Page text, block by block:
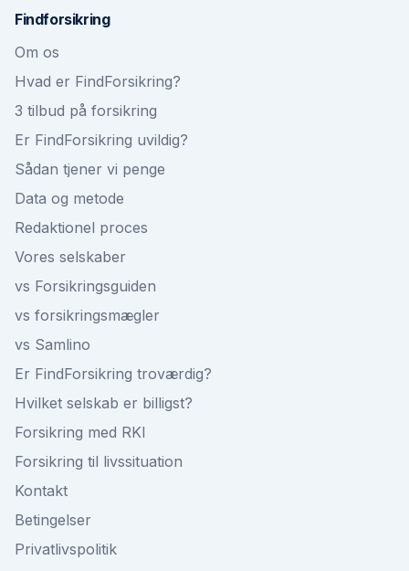
Findforsikring
Om os
Hvad er FindForsikring?
3 tilbud på forsikring
Er FindForsikring uvildig?
Sådan tjener vi penge
Data og metode
Redaktionel proces
Vores selskaber
vs Forsikringsguiden
vs forsikringsmægler
vs Samlino
Er FindForsikring troværdig?
Hvilket selskab er billigst?
Forsikring med RKI
Forsikring til livssituation
Kontakt
Betingelser
Privatlivspolitik